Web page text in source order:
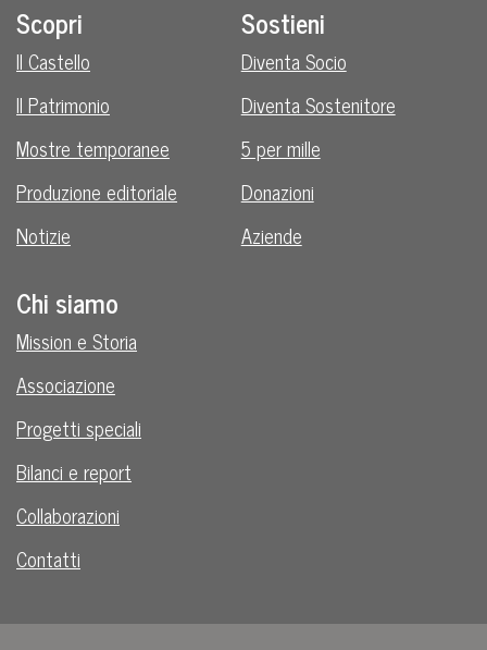
Scopri
Il Castello
Il Patrimonio
Mostre temporanee
Produzione editoriale
Notizie
Sostieni
Diventa Socio
Diventa Sostenitore
5 per mille
Donazioni
Aziende
Chi siamo
Mission e Storia
Associazione
Progetti speciali
Bilanci e report
Collaborazioni
Contatti